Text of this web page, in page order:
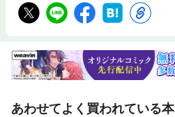
あわせてよく買われている本